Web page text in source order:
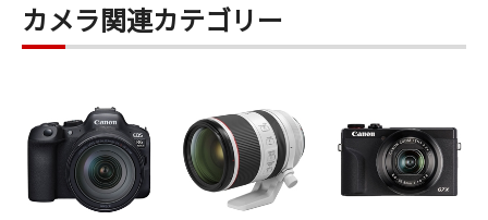
カメラ関連カテゴリー